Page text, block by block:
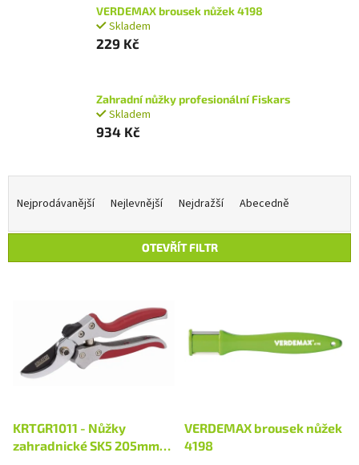
VERDEMAX brousek nůžek 4198
Skladem
229 Kč
Zahradní nůžky profesionální Fiskars
Skladem
934 Kč
e
Nejprodávanější Nejlevnější Nejdražší Abecedně
OTEVŘÍT FILTR
d
u
KRTGR1011 - Nůžky
zahradnické SK5 205mm
VERDEMAX brousek nůžek
4198